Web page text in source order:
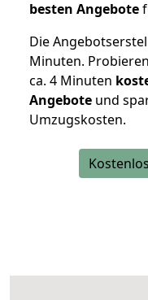
besten Angebote
Die
Minuten.
ca. 4 Minuten
Angebote und
Umzugskosten.